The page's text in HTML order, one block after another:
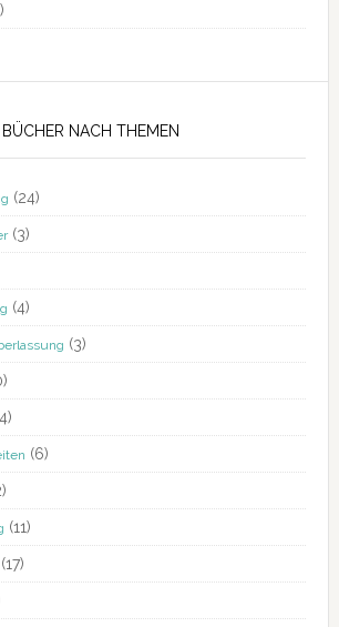
BÜCHER NACH THEMEN
(24)
(3)
(4)
(3)
(6)
(11)
(17)